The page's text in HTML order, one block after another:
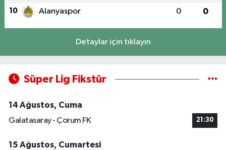
10 Alanyaspor 0 0
Detaylar için tıklayın
Süper Lig Fikstür
14 Ağustos, Cuma
Galatasaray - Çorum FK
21:30
15 Ağustos, Cumartesi